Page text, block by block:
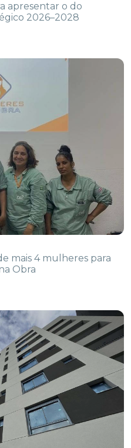
apresentar o do
2026–2028
mais 4 mulheres para
Obra